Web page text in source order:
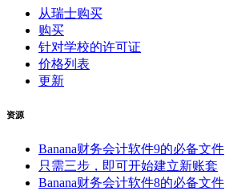
从瑞士购买
购买
针对学校的许可证
价格列表
更新
资源
Banana财务会计软件9的必备文件
只需三步，即可开始建立新账套
Banana财务会计软件8的必备文件